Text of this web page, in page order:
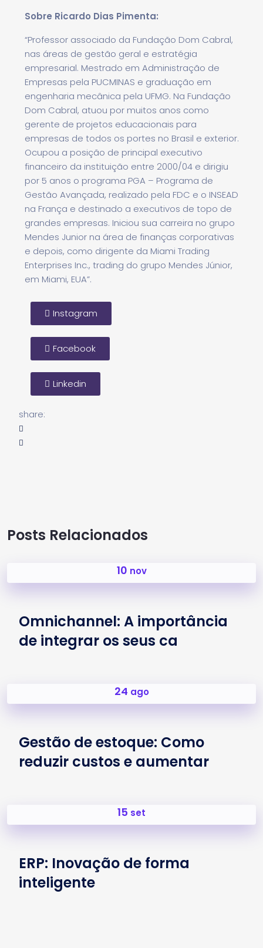
Sobre Ricardo Dias Pimenta:
“Professor associado da Fundação Dom Cabral,
nas áreas de gestão geral e estratégia
empresarial. Mestrado em Administração de
Empresas pela PUCMINAS e graduação em
engenharia mecânica pela UFMG. Na Fundação
Dom Cabral, atuou por muitos anos como
gerente de projetos educacionais para
empresas de todos os portes no Brasil e exterior.
Ocupou a posição de principal executivo
financeiro da instituição entre 2000/04 e dirigiu
por 5 anos o programa PGA – Programa de
Gestão Avançada, realizado pela FDC e o INSEAD
na França e destinado a executivos de topo de
grandes empresas. Iniciou sua carreira no grupo
Mendes Junior na área de finanças corporativas
e depois, como dirigente da Miami Trading
Enterprises Inc., trading do grupo Mendes Júnior,
em Miami, EUA”.
Instagram
Facebook
Linkedin
share:
Posts Relacionados
10 nov
Omnichannel: A importância
de integrar os seus ca
24 ago
Gestão de estoque: Como
reduzir custos e aumentar
15 set
ERP: Inovação de forma
inteligente